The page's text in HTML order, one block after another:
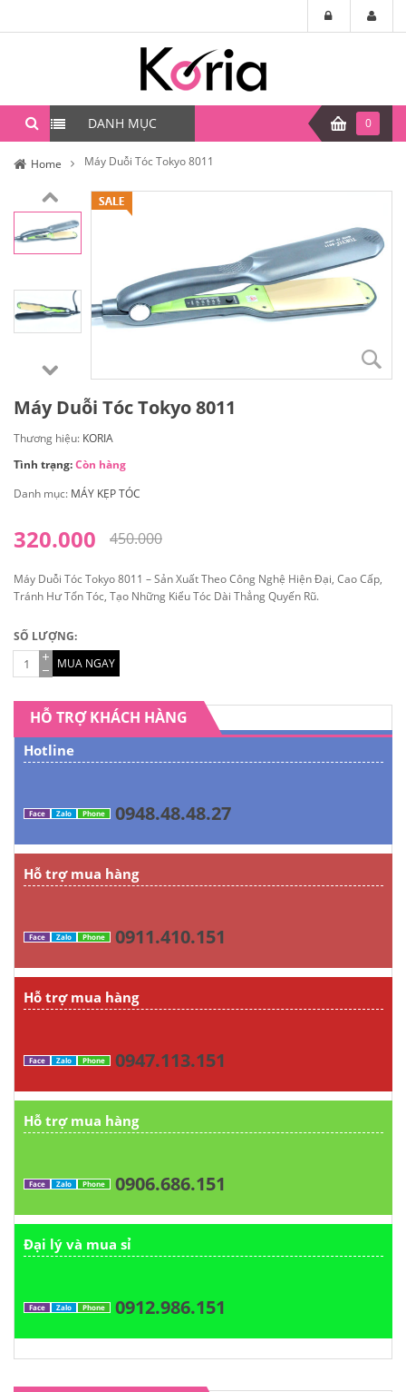
DANH MỤC 0
Home Máy Duỗi Tóc Tokyo 8011
Máy Duỗi Tóc Tokyo 8011
Thương hiệu: KORIA
Tình trạng:Còn hàng
Danh mục: MÁY KẸP TÓC
450.000
320.000
Máy Duỗi Tóc Tokyo 8011 – Sản Xuất Theo Công Nghệ Hiện Đại, Cao Cấp,
Tránh Hư Tổn Tóc, Tạo Những Kiểu Tóc Dài Thẳng Quyến Rũ.
SỐ LƯỢNG:
MUA NGAY
HỖ TRỢ KHÁCH HÀNG
Hotline
Face Zalo Phone 0948.48.48.27
Hỗ trợ mua hàng
Face Zalo Phone 0911.410.151
Hỗ trợ mua hàng
Face Zalo Phone 0947.113.151
Hỗ trợ mua hàng
Face Zalo Phone 0906.686.151
Đại lý và mua sỉ
Face Zalo Phone 0912.986.151